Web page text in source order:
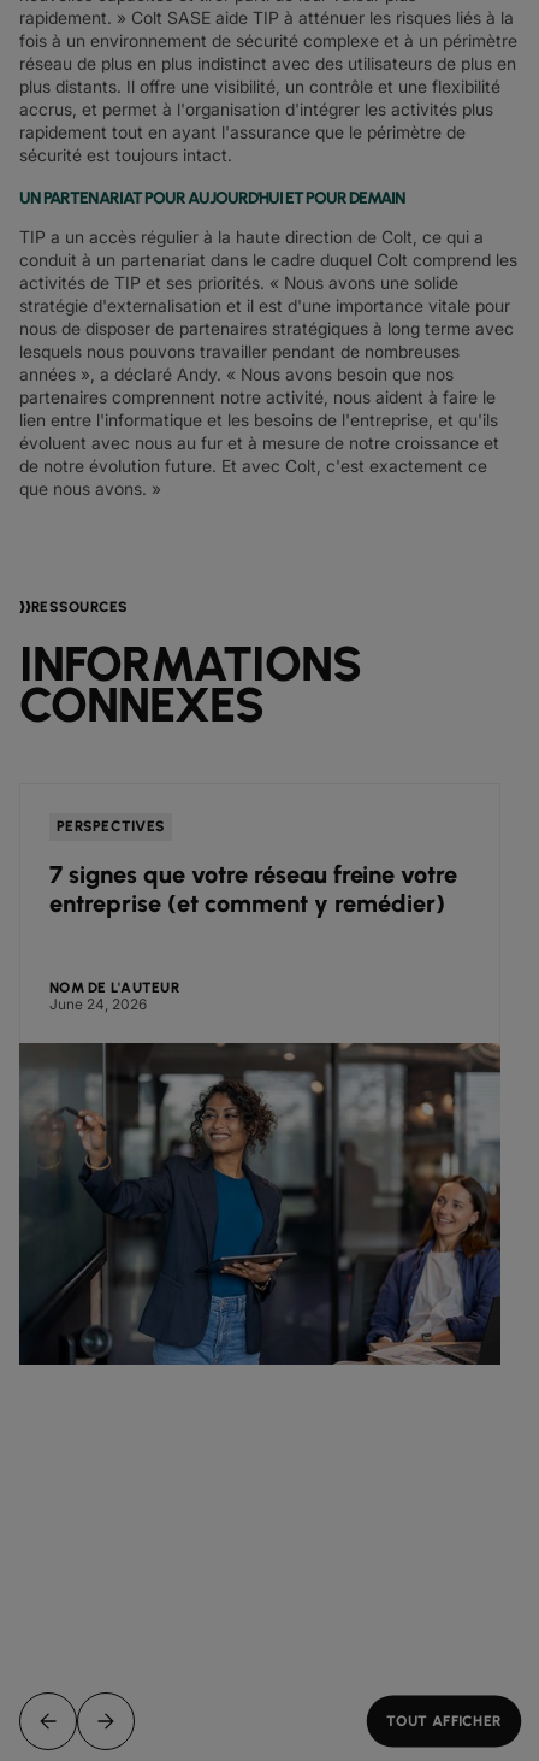
rapidement. » Colt SASE aide TIP à atténuer les risques liés à la
fois à un environnement de sécurité complexe et à un périmètre
réseau de plus en plus indistinct avec des utilisateurs de plus en
plus distants. Il offre une visibilité, un contrôle et une flexibilité
accrus, et permet à l'organisation d'intégrer les activités plus
rapidement tout en ayant l'assurance que le périmètre de
sécurité est toujours intact.
UN PARTENARIAT POUR AUJOURD'HUI ET POUR DEMAIN
TIP a un accès régulier à la haute direction de Colt, ce qui a
conduit à un partenariat dans le cadre duquel Colt comprend les
activités de TIP et ses priorités. « Nous avons une solide
stratégie d'externalisation et il est d'une importance vitale pour
nous de disposer de partenaires stratégiques à long terme avec
lesquels nous pouvons travailler pendant de nombreuses
années », a déclaré Andy. « Nous avons besoin que nos
partenaires comprennent notre activité, nous aident à faire le
lien entre l'informatique et les besoins de l'entreprise, et qu'ils
évoluent avec nous au fur et à mesure de notre croissance et
de notre évolution future. Et avec Colt, c'est exactement ce
que nous avons. »
RESSOURCES
INFORMATIONS
CONNEXES
PERSPECTIVES
7 signes que votre réseau freine votre
entreprise (et comment y remédier)
NOM DE L'AUTEUR
June 24, 2026
TOUT AFFICHER